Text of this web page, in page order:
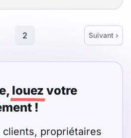
2 Suivant ›
louez votre
!
clients, propriétaires